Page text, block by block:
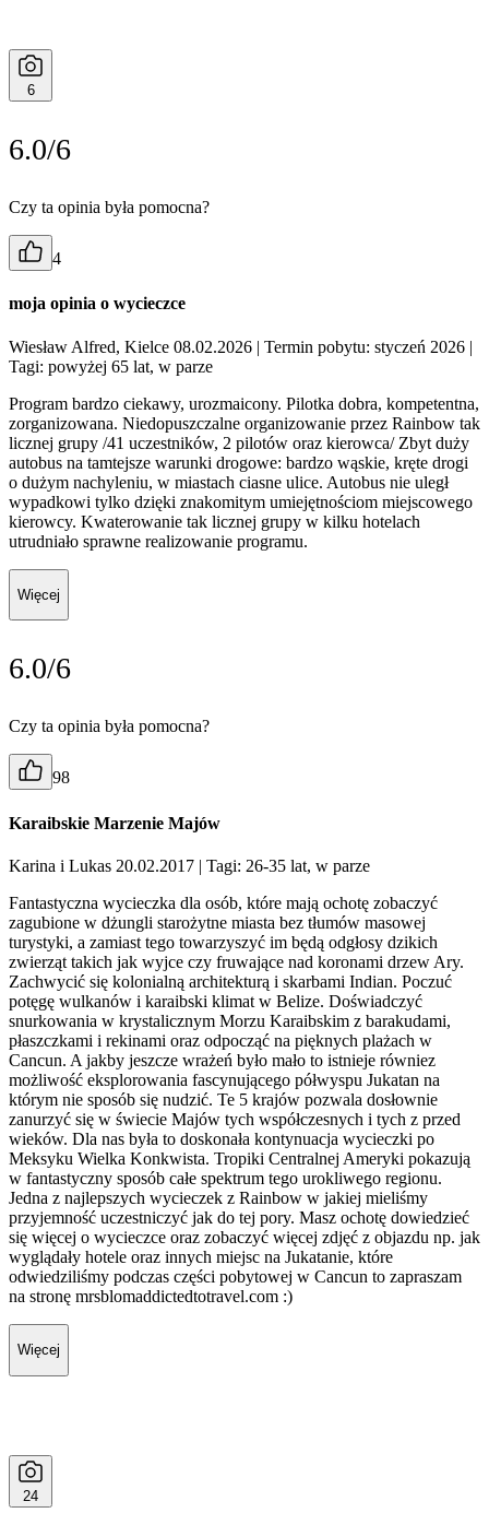
6
6.0/6
Czy ta opinia była pomocna?
4
moja opinia o wycieczce
Wiesław Alfred, Kielce 08.02.2026 | Termin pobytu: styczeń 2026 |
Tagi: powyżej 65 lat, w parze
Program bardzo ciekawy, urozmaicony. Pilotka dobra, kompetentna,
zorganizowana. Niedopuszczalne organizowanie przez Rainbow tak
licznej grupy /41 uczestników, 2 pilotów oraz kierowca/ Zbyt duży
autobus na tamtejsze warunki drogowe: bardzo wąskie, kręte drogi
o dużym nachyleniu, w miastach ciasne ulice. Autobus nie uległ
wypadkowi tylko dzięki znakomitym umiejętnościom miejscowego
kierowcy. Kwaterowanie tak licznej grupy w kilku hotelach
utrudniało sprawne realizowanie programu.
Więcej
6.0/6
Czy ta opinia była pomocna?
98
Karaibskie Marzenie Majów
Karina i Lukas 20.02.2017 | Tagi: 26-35 lat, w parze
Fantastyczna wycieczka dla osób, które mają ochotę zobaczyć
zagubione w dżungli starożytne miasta bez tłumów masowej
turystyki, a zamiast tego towarzyszyć im będą odgłosy dzikich
zwierząt takich jak wyjce czy fruwające nad koronami drzew Ary.
Zachwycić się kolonialną architekturą i skarbami Indian. Poczuć
potęgę wulkanów i karaibski klimat w Belize. Doświadczyć
snurkowania w krystalicznym Morzu Karaibskim z barakudami,
płaszczkami i rekinami oraz odpocząć na pięknych plażach w
Cancun. A jakby jeszcze wrażeń było mało to istnieje równiez
możliwość eksplorowania fascynującego półwyspu Jukatan na
którym nie sposób się nudzić. Te 5 krajów pozwala dosłownie
zanurzyć się w świecie Majów tych współczesnych i tych z przed
wieków. Dla nas była to doskonała kontynuacja wycieczki po
Meksyku Wielka Konkwista. Tropiki Centralnej Ameryki pokazują
w fantastyczny sposób całe spektrum tego urokliwego regionu.
Jedna z najlepszych wycieczek z Rainbow w jakiej mieliśmy
przyjemność uczestniczyć jak do tej pory. Masz ochotę dowiedzieć
się więcej o wycieczce oraz zobaczyć więcej zdjęć z objazdu np. jak
wyglądały hotele oraz innych miejsc na Jukatanie, które
odwiedziliśmy podczas części pobytowej w Cancun to zapraszam
na stronę mrsblomaddictedtotravel.com :)
Więcej
24